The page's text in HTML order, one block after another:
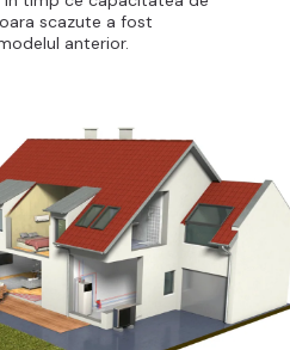
scazute a fost
anterior.